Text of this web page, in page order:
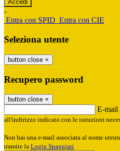
-
Entra con SPID Entra con CIE
Seleziona utente
button close ×
Recupero password
button close ×
E-mail
all'indirizzo indicato con le istruzioni
Non hai una e-mail associata al nome
tramite la Login Spaggiari